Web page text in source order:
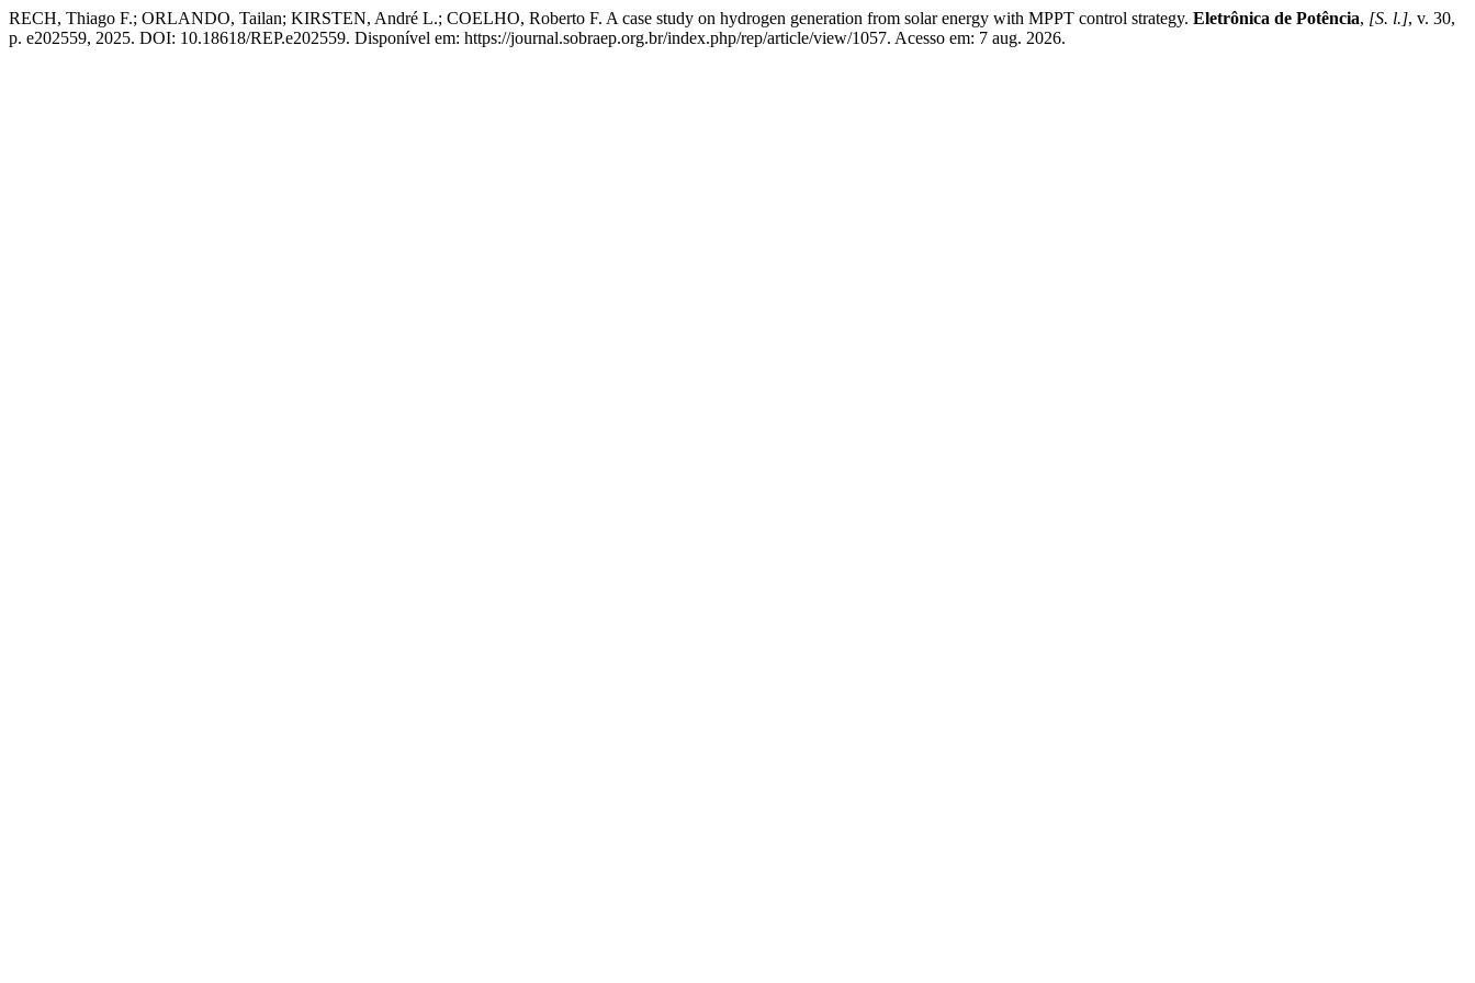
RECH, Thiago F.; ORLANDO, Tailan; KIRSTEN, André L.; COELHO, Roberto F. A case study on hydrogen generation from solar energy with MPPT control strategy. Eletrônica de Potência, [S. l.], v. 30,
p. e202559, 2025. DOI: 10.18618/REP.e202559. Disponível em: https://journal.sobraep.org.br/index.php/rep/article/view/1057. Acesso em: 7 aug. 2026.